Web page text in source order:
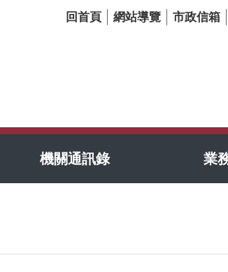
回首頁 網站導覽 市政信箱
機關通訊錄 業